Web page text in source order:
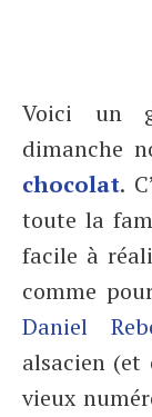
Voici un
dimanche
chocolat.
toute la
facile à
comme
Daniel
alsacien (et
vieux